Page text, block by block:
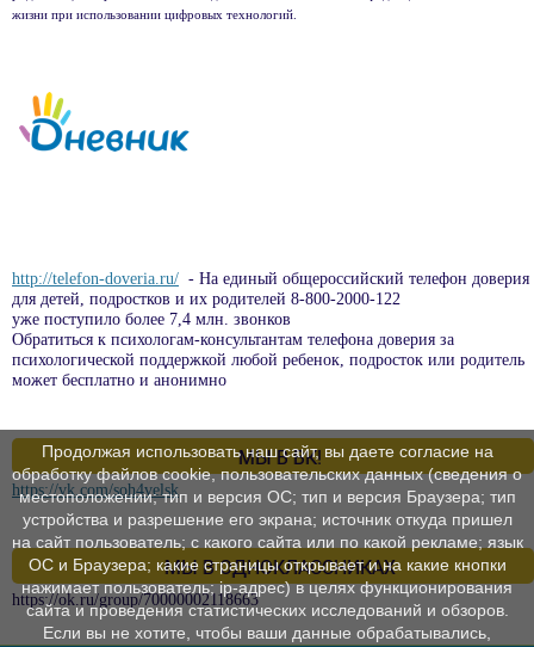
жизни при использовании цифровых технологий.
http://telefon-doveria.ru/ - На единый общероссийский телефон доверия
для детей, подростков и их родителей 8-800-2000-122
уже поступило более 7,4 млн. звонков
Обратиться к психологам-консультантам телефона доверия за
психологической поддержкой любой ребенок, подросток или родитель
может бесплатно и анонимно
МЫ В ВК!
https://vk.com/soh4velsk
МЫ В ОДНОКЛАССНИКАХ
https://ok.ru/group/70000002118663
Продолжая использовать наш сайт, вы даете согласие на
обработку файлов cookie, пользовательских данных (сведения о
местоположении; тип и версия ОС; тип и версия Браузера; тип
устройства и разрешение его экрана; источник откуда пришел
на сайт пользователь; с какого сайта или по какой рекламе; язык
ОС и Браузера; какие страницы открывает и на какие кнопки
нажимает пользователь; ip-адрес) в целях функционирования
сайта и проведения статистических исследований и обзоров.
Если вы не хотите, чтобы ваши данные обрабатывались,